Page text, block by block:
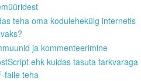
teha oma kodulehekülg internetis
ja kommenteerimine
ehk kuidas tasuta tarkvaraga
faile teha